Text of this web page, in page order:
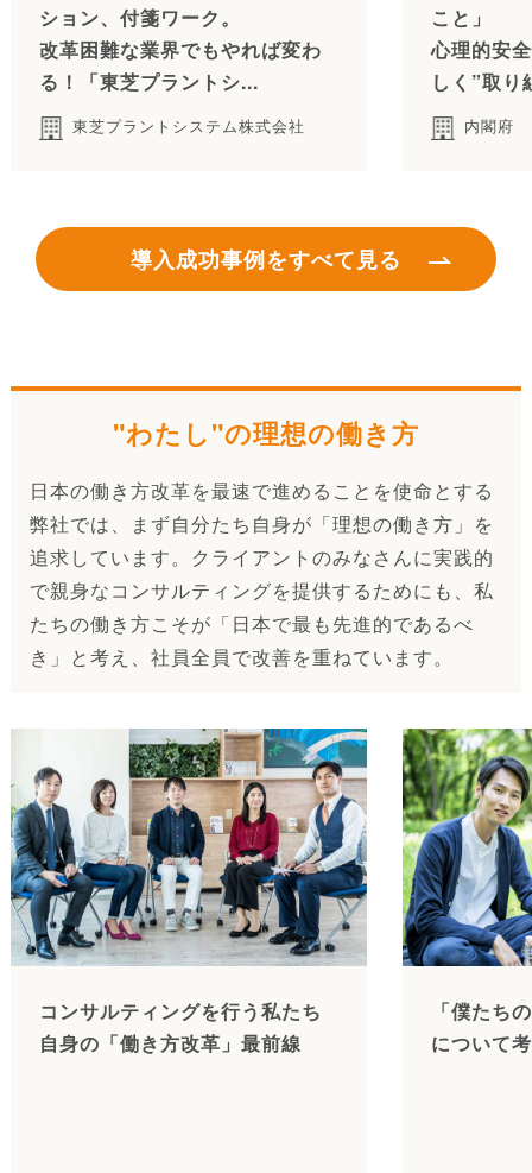
ション、付箋ワーク。
改革困難な業界でもやれば変わ
る！「東芝プラントシ...
東芝プラントシステム株式会社
こと」
心理的安
しく”取り
内閣府
導入成功事例をすべて見る
"わたし"の理想の働き方
日本の働き方改革を最速で進めることを使命とする
弊社では、まず自分たち自身が「理想の働き方」を
追求しています。クライアントのみなさんに実践的
で親身なコンサルティングを提供するためにも、私
たちの働き方こそが「日本で最も先進的であるべ
き」と考え、社員全員で改善を重ねています。
コンサルティングを行う私たち
自身の「働き方改革」最前線
「僕たち
について